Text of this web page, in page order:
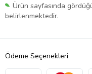
Ürün sayfasında
belirlenmektedir.
Ödeme Seçenekleri